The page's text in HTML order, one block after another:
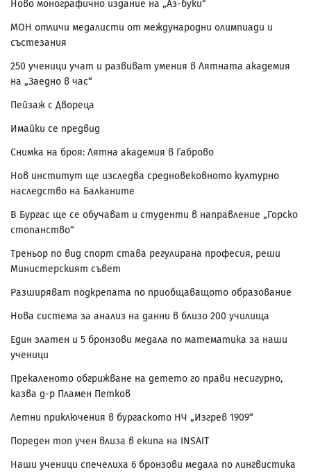
Ново монографично издание на „Аз-буки“
МОН отличи медалисти от международни олимпиади и
състезания
250 ученици учат и развиват умения в Лятната академия
на „Заедно в час“
Пейзаж с Двореца
Имайки се предвид
Снимка на броя: Лятна академия в Габрово
Нов институт ще изследва средновековното културно
наследство на Балканите
В Бургас ще се обучават и студенти в направление „Горско
стопанство“
Треньор по вид спорт става регулирана професия, реши
Министерският съвет
Разширяват подкрепата по приобщаващото образование
Нова система за анализ на данни в близо 200 училища
Един златен и 5 бронзови медала по математика за наши
ученици
Прекаленото обгрижване на детето го прави несигурно,
казва д-р Пламен Петков
Летни приключения в бургаското НЧ „Изгрев 1909“
Пореден топ учен влиза в екипа на INSAIT
Наши ученици спечелиха 6 бронзови медала по лингвистика